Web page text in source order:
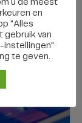
A58
u de meest
en
"Alles
gebruik van
instellingen"
te geven.